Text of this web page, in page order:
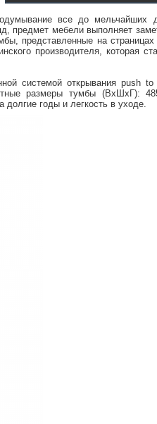
все до мельчайших
, предмет мебели выполняет
представленные на
производителя, которая
системой открывания push
размеры тумбы (ВхШхГ):
долгие годы и легкость в уходе.